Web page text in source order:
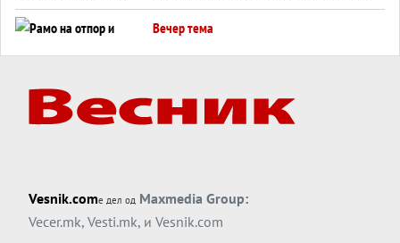
во Суец најавува глобален енергетски
инфаркт?
Вечер тема
Вечер тема
Силиконскиот ѕид веќе не е непробоен,
Вечер тема
Трамп тврди дека повторно „разговара“
со Иран - ваквите моменти се поопасни
Vesnik.comе дел од Maxmedia Group:
Vecer.mk, Vesti.mk, и Vesnik.com